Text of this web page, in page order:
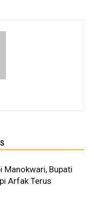
Manokwari, Bupati
Arfak Terus